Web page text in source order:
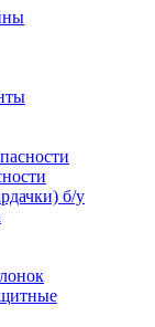
б/у